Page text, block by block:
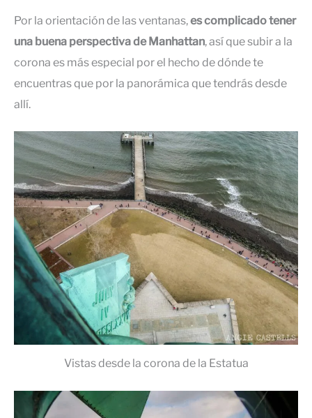
Por la orientación de las ventanas,es complicado tener
una buena perspectiva de Manhattan, así que subir a la
corona es más especial por el hecho de dónde te
encuentras que por la panorámica que tendrás desde
allí.
Vistas desde la corona de la Estatua